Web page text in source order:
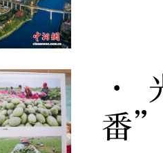
·
番”